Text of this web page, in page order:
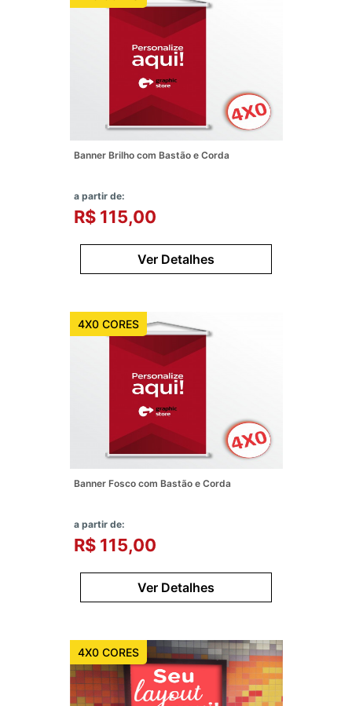
Banner Brilho com Bastão e Corda
a partir de:
R$ 115,00
Ver Detalhes
4X0 CORES
Banner Fosco com Bastão e Corda
a partir de:
R$ 115,00
Ver Detalhes
4X0 CORES